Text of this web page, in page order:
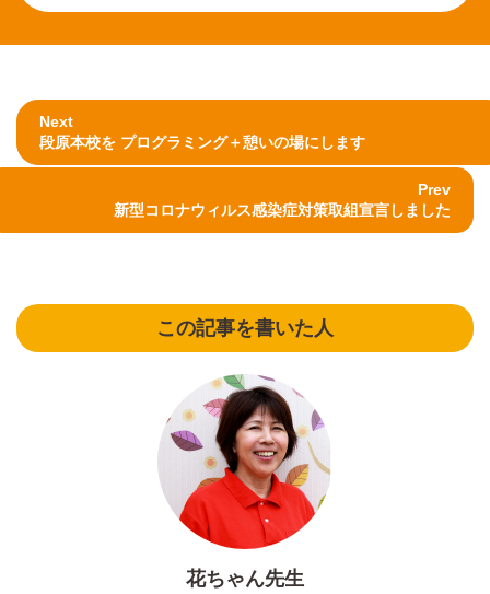
Next
段原本校を プログラミング＋憩いの場にします
Prev
新型コロナウィルス感染症対策取組宣言しました
この記事を書いた人
花ちゃん先生